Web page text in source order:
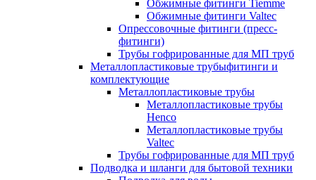
Обжимные фитинги Tiemme
Обжимные фитинги Valtec
Опрессовочные фитинги (пресс-
фитинги)
Трубы гофрированные для МП труб
Металлопластиковые трубыфитинги и
комплектующие
Металлопластиковые трубы
Металлопластиковые трубы
Henco
Металлопластиковые трубы
Valtec
Трубы гофрированные для МП труб
Подводка и шланги для бытовой техники